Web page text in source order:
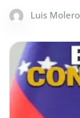
Luis Molero